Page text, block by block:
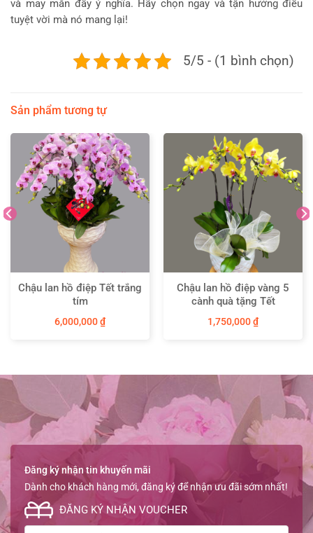
và may mắn đầy ý nghĩa. Hãy chọn ngay và tận hưởng điều
tuyệt vời mà nó mang lại!
5/5 - (1 bình chọn)
Sản phẩm tương tự
Chậu lan hồ điệp Tết trắng
tím
6,000,000₫
Chậu lan hồ điệp vàng 5
cành quà tặng Tết
1,750,000₫
Đăng ký nhận tin khuyến mãi
Dành cho khách hàng mới, đăng ký để nhận ưu đãi sớm nhất!
ĐĂNG KÝ NHẬN VOUCHER